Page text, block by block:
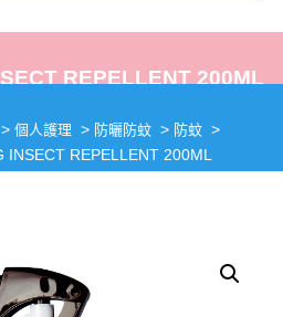
REPELLENT 200ML
> 個人護理 > 防曬防蚊 > 防蚊 >
INSECT REPELLENT 200ML